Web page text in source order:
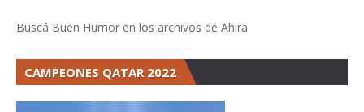
Buscá Buen Humor en los archivos de Ahira
CAMPEONES QATAR 2022